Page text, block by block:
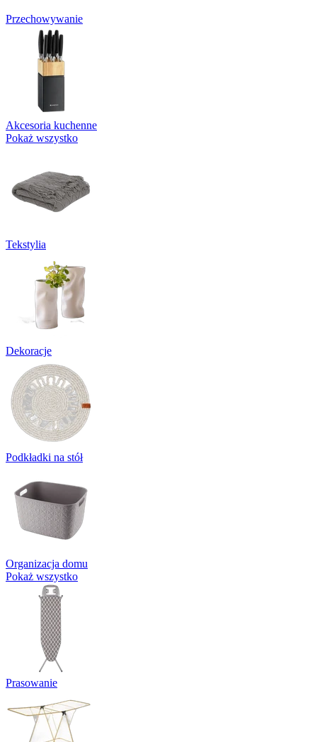
Przechowywanie
Akcesoria kuchenne
Pokaż wszystko
Tekstylia
Dekoracje
Podkładki na stół
Organizacja domu
Pokaż wszystko
Prasowanie